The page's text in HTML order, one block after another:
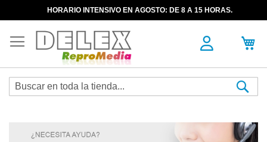
HORARIO INTENSIVO EN AGOSTO: DE 8 A 15 HORAS.